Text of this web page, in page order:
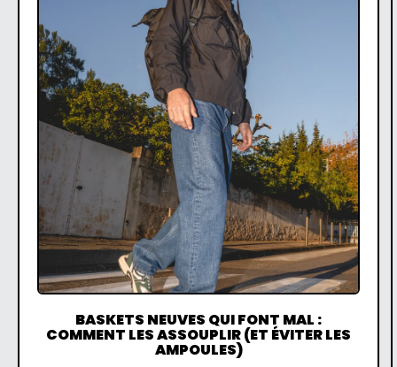
BASKETS NEUVES QUI FONT MAL :
COMMENT LES ASSOUPLIR (ET ÉVITER LES
AMPOULES)